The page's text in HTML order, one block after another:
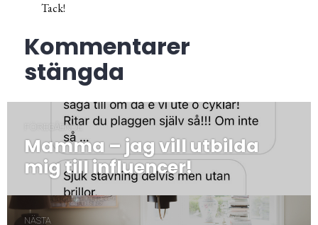
Tack!
Kommentarer
stängda
Inläggsnavigering
FÖREGÅENDE
Föregående
post:
Mamma – jag vill utbilda
mig till influencer!
NÄSTA